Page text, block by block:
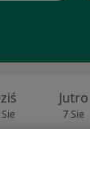
Jutro
7 Sie